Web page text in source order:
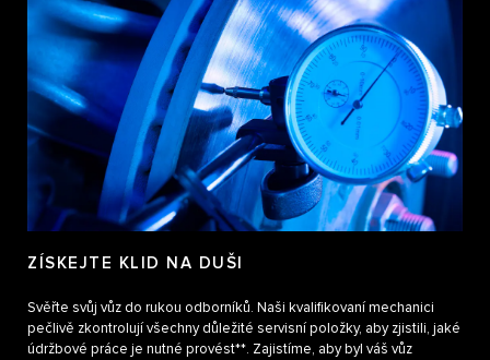
ZÍSKEJTE KLID NA DUŠI
Svěřte svůj vůz do rukou odborníků. Naši kvalifikovaní mechanici
pečlivě zkontrolují všechny důležité servisní položky, aby zjistili, jaké
údržbové práce je nutné provést**. Zajistíme, aby byl váš vůz